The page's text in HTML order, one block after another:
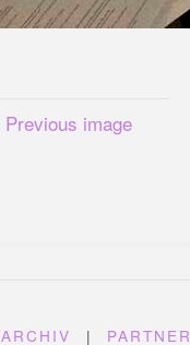
Previous image
ARCHIV | PARTNER